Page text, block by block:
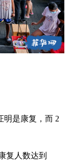
明是康复，而 2
复人数达到